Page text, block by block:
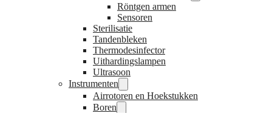
Röntgen armen
Sensoren
Sterilisatie
Tandenbleken
Thermodesinfector
Uithardingslampen
Ultrasoon
Instrumenten
Airrotoren en Hoekstukken
Boren